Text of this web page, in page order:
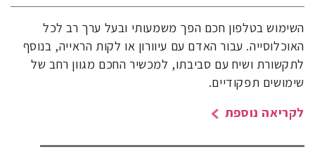
השימוש בטלפון חכם הפך משמעותי ובעל ערך רב לכל
האוכלוסייה. עבור האדם עם עיוורון או לקות הראייה, בנוסף
לתקשורת ושיח עם סביבתו, למכשיר החכם מגוון רחב של
שימושים תפקודיים.
לקריאה נוספת